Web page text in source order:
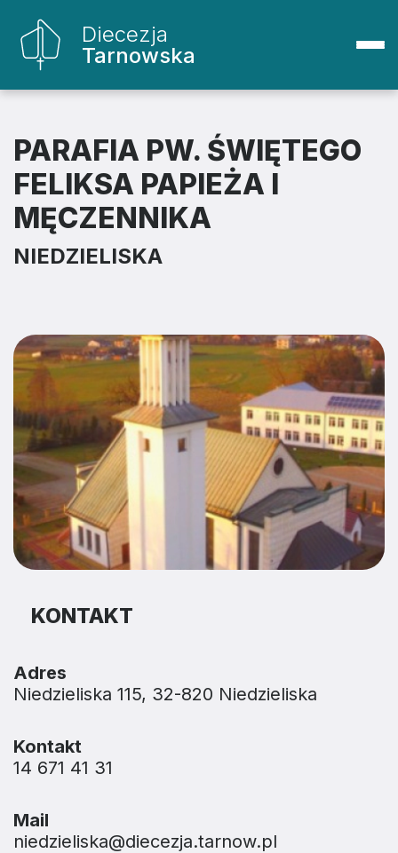
Diecezja
Tarnowska
PARAFIA PW. ŚWIĘTEGO
FELIKSA PAPIEŻA I
MĘCZENNIKA
NIEDZIELISKA
KONTAKT
Adres
Niedzieliska 115, 32-820 Niedzieliska
Kontakt
14 671 41 31
Mail
niedzieliska@diecezja.tarnow.pl